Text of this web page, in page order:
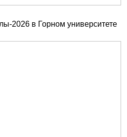
2026 в Горном университете